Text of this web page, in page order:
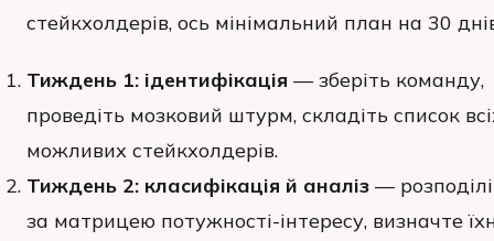
стейкхолдерів, ось мінімальний план на 30
Тиждень 1: ідентифікація — зберіть команду,
проведіть мозковий штурм, складіть список
можливих стейкхолдерів.
Тиждень 2: класифікація й аналіз —
за матрицею потужності-інтересу, визначте